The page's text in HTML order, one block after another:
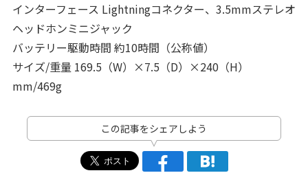
インターフェース Lightningコネクター、3.5mmステレオ
ヘッドホンミニジャック
バッテリー駆動時間 約10時間（公称値）
サイズ/重量 169.5（W）×7.5（D）×240（H）
mm/469g
この記事をシェアしよう